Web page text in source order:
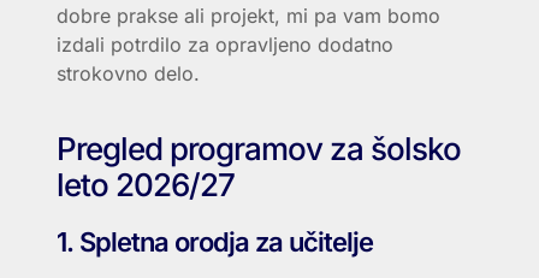
dobre prakse ali projekt, mi pa vam bomo
izdali potrdilo za opravljeno dodatno
strokovno delo.
Pregled programov za šolsko
leto 2026/27
1. Spletna orodja za učitelje